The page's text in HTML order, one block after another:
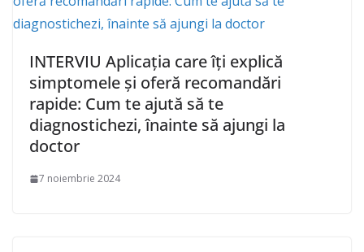
INTERVIU Aplicația care îți explică
simptomele și oferă recomandări
rapide: Cum te ajută să te
diagnostichezi, înainte să ajungi la
doctor
7 noiembrie 2024